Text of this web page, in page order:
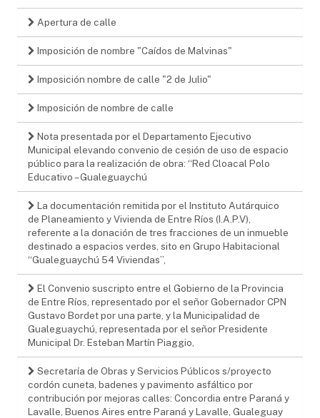
Apertura de calle
Imposición de nombre "Caídos de Malvinas"
Imposición nombre de calle "2 de Julio"
Imposición de nombre de calle
Nota presentada por el Departamento Ejecutivo
Municipal elevando convenio de cesión de uso de espacio
público para la realización de obra: “Red Cloacal Polo
Educativo – Gualeguaychú
La documentación remitida por el Instituto Autárquico
de Planeamiento y Vivienda de Entre Ríos (I.A.P.V),
referente a la donación de tres fracciones de un inmueble
destinado a espacios verdes, sito en Grupo Habitacional
“Gualeguaychú 54 Viviendas”,
El Convenio suscripto entre el Gobierno de la Provincia
de Entre Ríos, representado por el señor Gobernador CPN
Gustavo Bordet por una parte, y la Municipalidad de
Gualeguaychú, representada por el señor Presidente
Municipal Dr. Esteban Martín Piaggio,
Secretaría de Obras y Servicios Públicos s/proyecto
cordón cuneta, badenes y pavimento asfáltico por
contribución por mejoras calles: Concordia entre Paraná y
Lavalle, Buenos Aires entre Paraná y Lavalle, Gualeguay